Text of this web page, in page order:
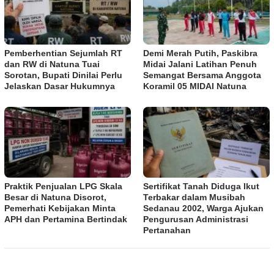
Pemberhentian Sejumlah RT
dan RW di Natuna Tuai
Sorotan, Bupati Dinilai Perlu
Jelaskan Dasar Hukumnya
Demi Merah Putih, Paskibra
Midai Jalani Latihan Penuh
Semangat Bersama Anggota
Koramil 05 MIDAI Natuna
Praktik Penjualan LPG Skala
Besar di Natuna Disorot,
Pemerhati Kebijakan Minta
APH dan Pertamina Bertindak
Sertifikat Tanah Diduga Ikut
Terbakar dalam Musibah
Sedanau 2002, Warga Ajukan
Pengurusan Administrasi
Pertanahan